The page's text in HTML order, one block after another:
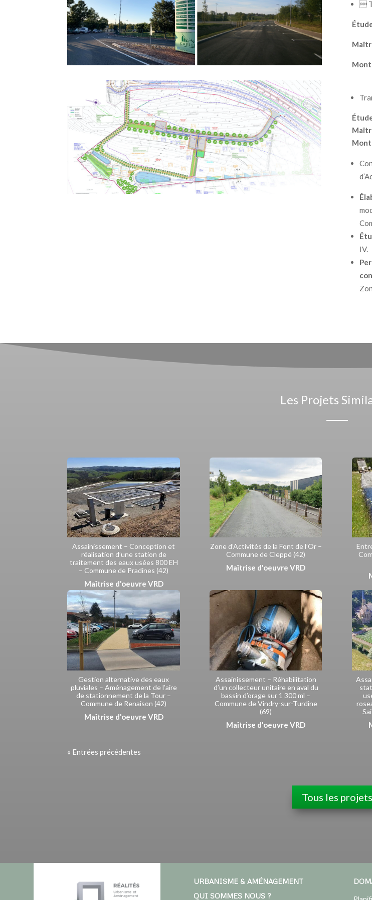

IV.
Les Projets
Assainissement – Conception et
réalisation d’une station de
traitement des eaux usées 800 EH
– Commune de Pradines (42)
Maîtrise d'oeuvre VRD
Zone d’Activités de la Font de l’Or –
Commune de Cleppé (42)
Maîtrise d'oeuvre VRD
Gestion alternative des eaux
pluviales – Aménagement de l’aire
de stationnement de la Tour –
Commune de Renaison (42)
Maîtrise d'oeuvre VRD
Assainissement – Réhabilitation
d’un collecteur unitaire en aval du
bassin d’orage sur 1 300 ml –
Commune de Vindry-sur-Turdine
(69)
Maîtrise d'oeuvre VRD
« Entrées précédentes
Tous les projets
URBANISME & AMÉNAGEMENT
QUI SOMMES NOUS ?